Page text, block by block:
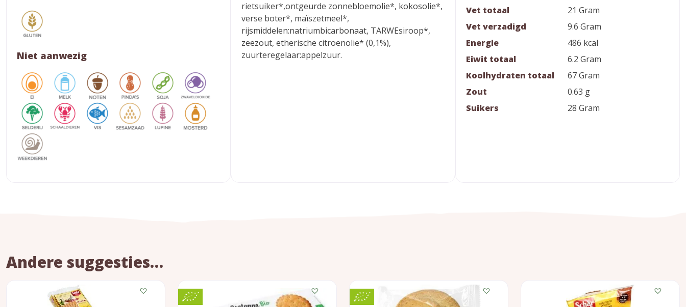
Niet aanwezig
rietsuiker*,ontgeurde zonnebloemolie*, kokosolie*,
verse boter*, maïszetmeel*,
rijsmiddelen:natriumbicarbonaat, TARWEsiroop*,
zeezout, etherische citroenolie* (0,1%),
zuurteregelaar:appelzuur.
Vet totaal
21 Gram
Vet verzadigd
9.6 Gram
Energie
486 kcal
Eiwit totaal
6.2 Gram
Koolhydraten totaal
67 Gram
Zout
0.63 g
Suikers
28 Gram
Andere suggesties…